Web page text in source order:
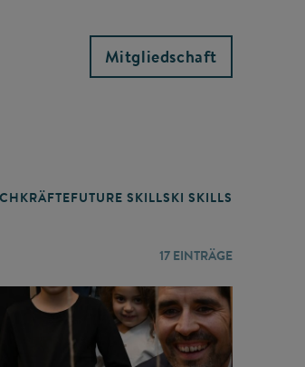
Mitgliedschaft
FUTURE SKILLSKI SKILLS
17 EINTRÄGE